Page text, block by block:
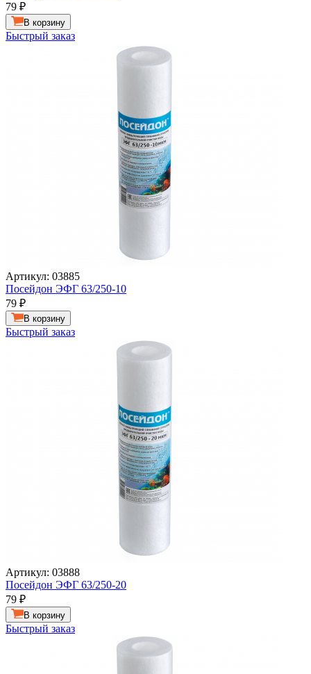
79 ₽
В корзину
Быстрый заказ
Артикул: 03885
Посейдон ЭФГ 63/250-10
79 ₽
В корзину
Быстрый заказ
Артикул: 03888
Посейдон ЭФГ 63/250-20
79 ₽
В корзину
Быстрый заказ